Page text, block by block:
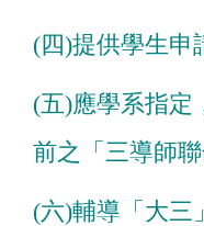
(四)提供學生申
(五)應學系指定
前之「三導師聯
(六)輔導「大三